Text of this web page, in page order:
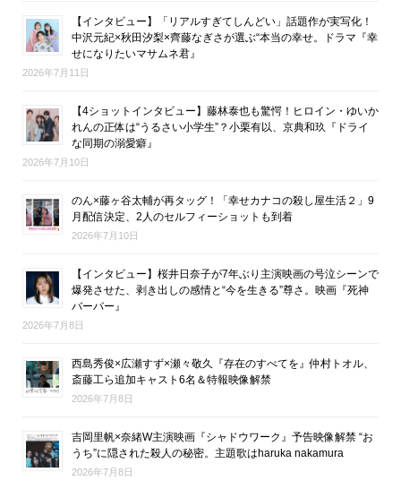
【インタビュー】「リアルすぎてしんどい」話題作が実写化！
中沢元紀×秋田汐梨×齊藤なぎさが選ぶ“本当の幸せ。ドラマ『幸
せになりたいマサムネ君』
2026年7月11日
【4ショットインタビュー】藤林泰也も驚愕！ヒロイン・ゆいか
れんの正体は“うるさい小学生”？小栗有以、京典和玖『ドライ
な同期の溺愛癖』
2026年7月10日
のん×藤ヶ谷太輔が再タッグ！「幸せカナコの殺し屋生活２」9
月配信決定、2人のセルフィーショットも到着
2026年7月10日
【インタビュー】桜井日奈子が7年ぶり主演映画の号泣シーンで
爆発させた、剥き出しの感情と“今を生きる”尊さ。映画『死神
バーバー』
2026年7月8日
西島秀俊×広瀬すず×瀬々敬久『存在のすべてを』仲村トオル、
斎藤工ら追加キャスト6名＆特報映像解禁
2026年7月8日
吉岡里帆×奈緒W主演映画『シャドウワーク』予告映像解禁 “お
うち”に隠された殺人の秘密。主題歌はharuka nakamura
2026年7月8日